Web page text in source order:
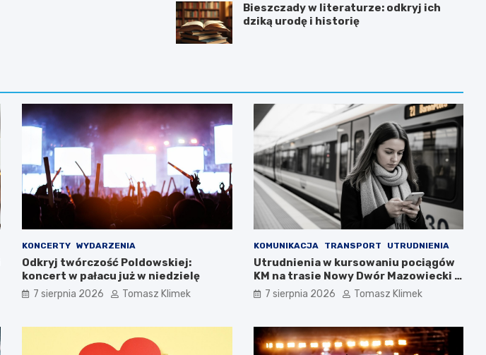
Bieszczady w literaturze: odkryj ich
dziką urodę i historię
KONCERTY WYDARZENIA
Odkryj twórczość Poldowskiej:
koncert w pałacu już w niedzielę
7 sierpnia 2026 Tomasz Klimek
KOMUNIKACJA TRANSPORT UTRUDNIENIA
Utrudnienia w kursowaniu pociągów
KM na trasie Nowy Dwór Mazowiecki –
Chotomów
7 sierpnia 2026 Tomasz Klimek